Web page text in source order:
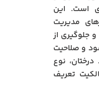
است. این
مدیریت
جلوگیری از
و صلاحیت
نوع
تعریف